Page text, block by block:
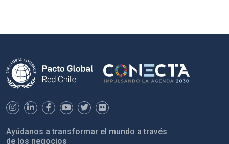
Ayúdanos a transformar el mundo a través
de los negocios